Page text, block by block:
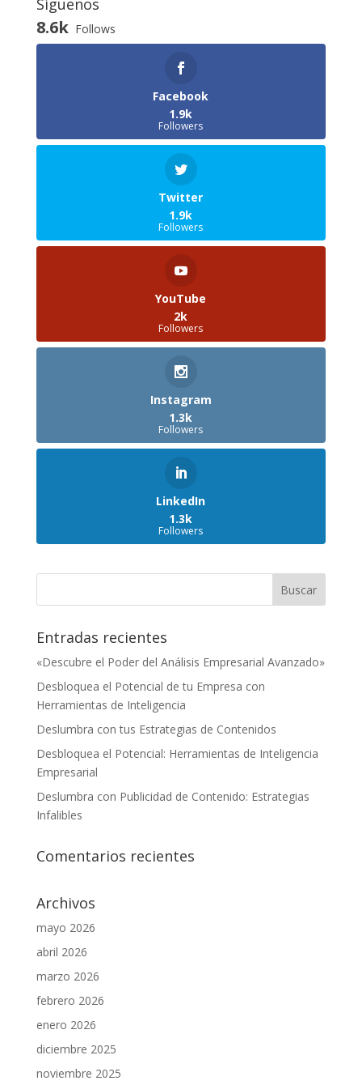
8.6k Follows
Facebook
1.9k
Followers
Twitter
1.9k
Followers
YouTube
2k
Followers
Instagram
1.3k
Followers
LinkedIn
1.3k
Followers
Entradas recientes
«Descubre el Poder del Análisis Empresarial Avanzado»
Desbloquea el Potencial de tu Empresa con
Herramientas de Inteligencia
Deslumbra con tus Estrategias de Contenidos
Desbloquea el Potencial: Herramientas de Inteligencia
Empresarial
Deslumbra con Publicidad de Contenido: Estrategias
Infalibles
Comentarios recientes
Archivos
mayo 2026
abril 2026
marzo 2026
febrero 2026
enero 2026
diciembre 2025
noviembre 2025